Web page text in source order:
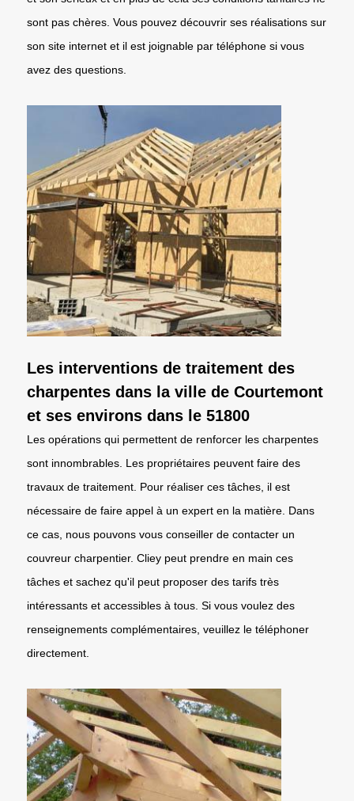
sont pas chères. Vous pouvez découvrir ses réalisations sur
son site internet et il est joignable par téléphone si vous
avez des questions.
Les interventions de traitement des
charpentes dans la ville de Courtemont
et ses environs dans le 51800
Les opérations qui permettent de renforcer les charpentes
sont innombrables. Les propriétaires peuvent faire des
travaux de traitement. Pour réaliser ces tâches, il est
nécessaire de faire appel à un expert en la matière. Dans
ce cas, nous pouvons vous conseiller de contacter un
couvreur charpentier. Cliey peut prendre en main ces
tâches et sachez qu'il peut proposer des tarifs très
intéressants et accessibles à tous. Si vous voulez des
renseignements complémentaires, veuillez le téléphoner
directement.